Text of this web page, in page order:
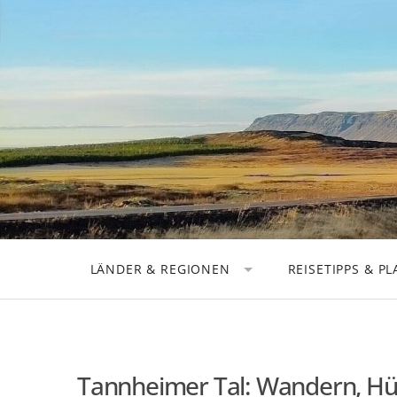
content
LÄNDER & REGIONEN
ASIEN
REISETIPPS &
AUSRÜSTUNG
Tannheimer Tal: Wandern,